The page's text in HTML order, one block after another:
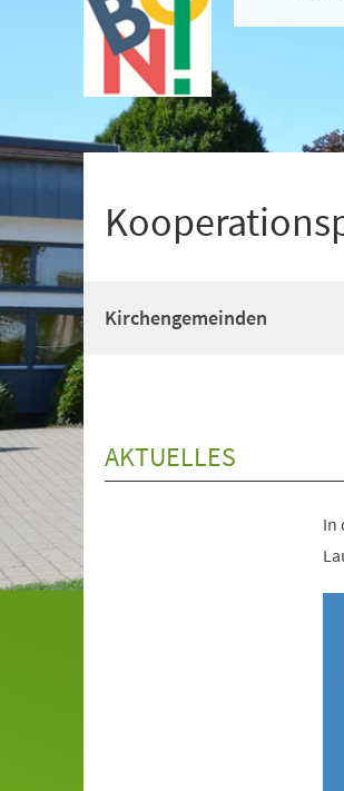
Kirchengemeinden
AKTUELLES
In